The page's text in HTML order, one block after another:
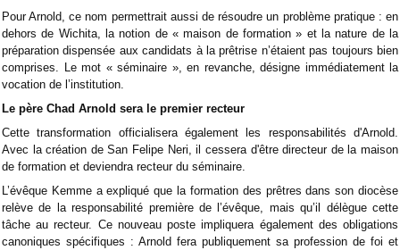
Pour Arnold, ce nom permettrait aussi de résoudre un problème pratique : en
dehors de Wichita, la notion de « maison de formation » et la nature de la
préparation dispensée aux candidats à la prêtrise n’étaient pas toujours bien
comprises. Le mot « séminaire », en revanche, désigne immédiatement la
vocation de l’institution.
Le père Chad Arnold sera le premier recteur
Cette transformation officialisera également les responsabilités d'Arnold.
Avec la création de San Felipe Neri, il cessera d'être directeur de la maison
de formation et deviendra recteur du séminaire.
L’évêque Kemme a expliqué que la formation des prêtres dans son diocèse
relève de la responsabilité première de l’évêque, mais qu’il délègue cette
tâche au recteur. Ce nouveau poste impliquera également des obligations
canoniques spécifiques : Arnold fera publiquement sa profession de foi et